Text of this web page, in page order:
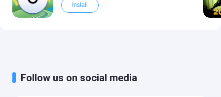
Install
Follow us on social media